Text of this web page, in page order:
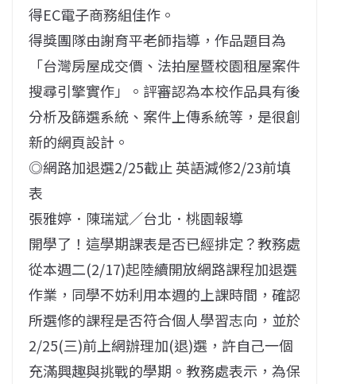
得EC電子商務組佳作。
得獎團隊由謝育平老師指導，作品題目為
「台灣房屋成交價、法拍屋暨校園租屋案件
搜尋引擎實作」。評審認為本校作品具有後
分析及篩選系統、案件上傳系統等，是很創
新的網頁設計。
◎網路加退選2/25截止 英語減修2/23前填
表
張雅婷．陳瑞斌／台北．桃園報導
開學了！這學期課表是否已經排定？教務處
從本週二(2/17)起陸續開放網路課程加退選
作業，同學不妨利用本週的上課時間，確認
所選修的課程是否符合個人學習志向，並於
2/25(三)前上網辦理加(退)選，許自己一個
充滿興趣與挑戰的學期。教務處表示，為保